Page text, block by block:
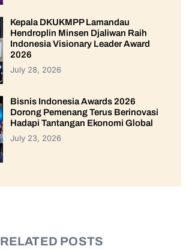
Kepala DKUKMPP Lamandau
Hendroplin Minsen Djaliwan Raih
Indonesia Visionary Leader Award
2026
July 28, 2026
Bisnis Indonesia Awards 2026
Dorong Pemenang Terus Berinovasi
Hadapi Tantangan Ekonomi Global
July 23, 2026
RELATED POSTS